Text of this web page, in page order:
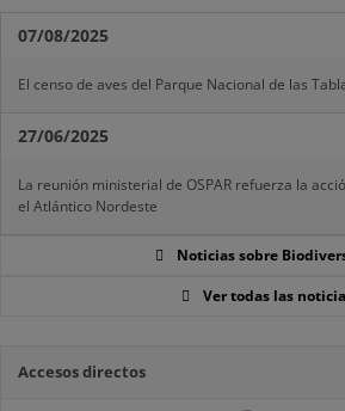
07/08/2025
El censo de aves del Parque Nacional de las
27/06/2025
La reunión ministerial de OSPAR refuerza la
el Atlántico Nordeste
Noticias sobre
Ver todas las
Accesos directos